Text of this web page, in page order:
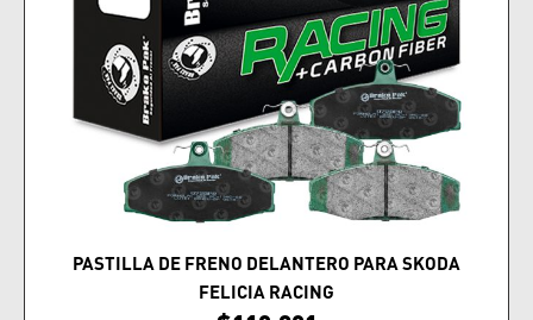
PASTILLA DE FRENO DELANTERO PARA SKODA
FELICIA RACING